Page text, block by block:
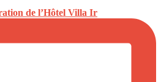
de l’Hôtel Villa Ir